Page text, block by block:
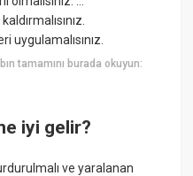
uygulamalısınız.
tamamını burada okuyun:
iyi gelir?
ve yaralanan